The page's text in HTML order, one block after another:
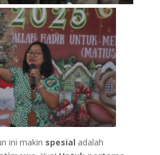
ini makin spesial adalah